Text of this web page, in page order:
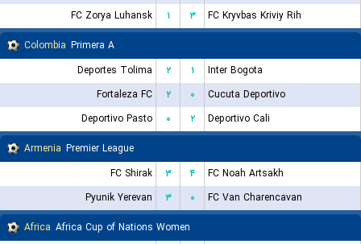
FC Zorya Luhansk
۱ ۳
FC Kryvbas Kriviy Rih
Colombia Primera A
Deportes Tolima
۲ ۱
Inter Bogota
Fortaleza FC
۲ ۰
Cucuta Deportivo
Deportivo Pasto
۰ ۲
Deportivo Cali
Armenia Premier League
FC Shirak
۳ ۴
FC Noah Artsakh
Pyunik Yerevan
۳ ۰
FC Van Charencavan
Africa Africa Cup of Nations Women